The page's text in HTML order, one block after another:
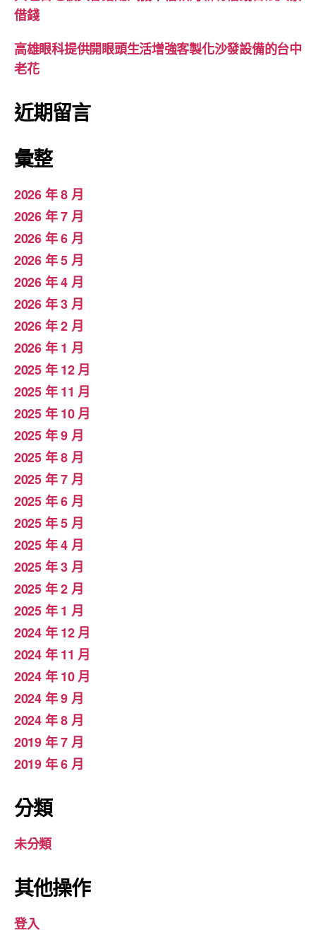
借錢
高雄眼科提供開眼頭生活增強客製化沙發設備的台中
老花
近期留言
彙整
2026 年 8 月
2026 年 7 月
2026 年 6 月
2026 年 5 月
2026 年 4 月
2026 年 3 月
2026 年 2 月
2026 年 1 月
2025 年 12 月
2025 年 11 月
2025 年 10 月
2025 年 9 月
2025 年 8 月
2025 年 7 月
2025 年 6 月
2025 年 5 月
2025 年 4 月
2025 年 3 月
2025 年 2 月
2025 年 1 月
2024 年 12 月
2024 年 11 月
2024 年 10 月
2024 年 9 月
2024 年 8 月
2019 年 7 月
2019 年 6 月
分類
未分類
其他操作
登入